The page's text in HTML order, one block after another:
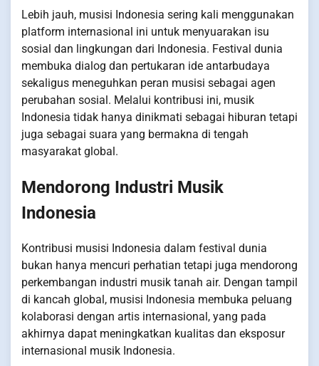
Lebih jauh, musisi Indonesia sering kali menggunakan
platform internasional ini untuk menyuarakan isu
sosial dan lingkungan dari Indonesia. Festival dunia
membuka dialog dan pertukaran ide antarbudaya
sekaligus meneguhkan peran musisi sebagai agen
perubahan sosial. Melalui kontribusi ini, musik
Indonesia tidak hanya dinikmati sebagai hiburan tetapi
juga sebagai suara yang bermakna di tengah
masyarakat global.
Mendorong Industri Musik
Indonesia
Kontribusi musisi Indonesia dalam festival dunia
bukan hanya mencuri perhatian tetapi juga mendorong
perkembangan industri musik tanah air. Dengan tampil
di kancah global, musisi Indonesia membuka peluang
kolaborasi dengan artis internasional, yang pada
akhirnya dapat meningkatkan kualitas dan eksposur
internasional musik Indonesia.